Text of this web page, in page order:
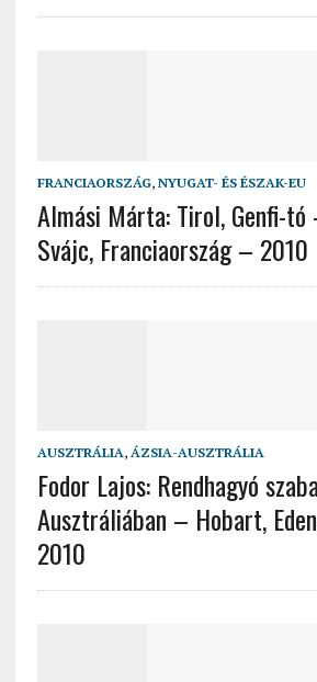
FRANCIAORSZÁG, NYUGAT- ÉS ÉSZAK-EU
Almási Márta: Tirol, Genfi-
Svájc, Franciaország – 2010
AUSZTRÁLIA, ÁZSIA-AUSZTRÁLIA
Fodor Lajos: Rendhagyó
Ausztráliában – Hobart,
2010